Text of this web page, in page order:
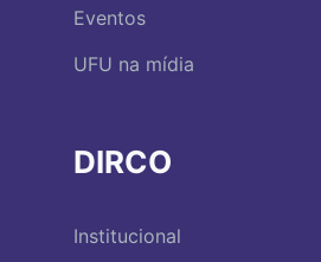
Eventos
UFU na mídia
DIRCO
Institucional